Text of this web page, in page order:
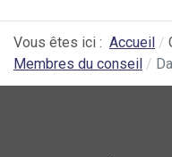
Vous êtes ici : Accueil
Membres du conseil